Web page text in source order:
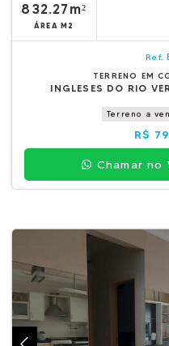
832.27m²
ÁREA M2
Ref.
TERRENO EM
INGLESES DO RIO
Terreno a
R$
Chamar no